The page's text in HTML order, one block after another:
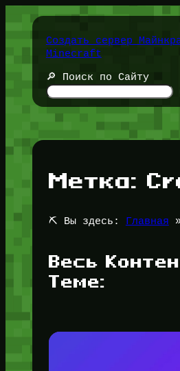
содержимомуСоздать сервер
Minecraft
🔎 Поиск по Сайту
Метка:
⛏️ Вы здесь: Главная
Весь
Теме: